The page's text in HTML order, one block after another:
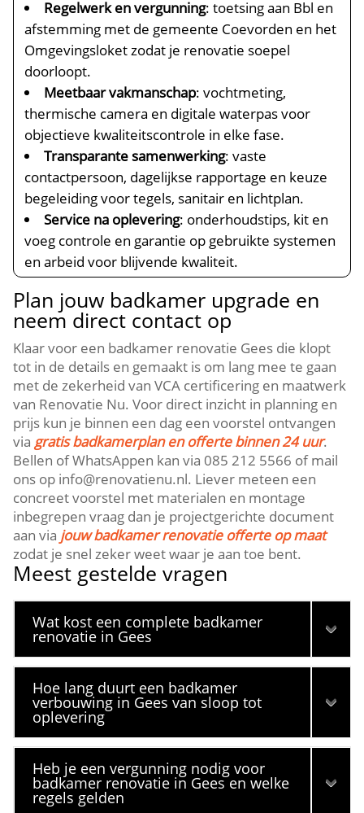
Regelwerk en vergunning: toetsing aan Bbl en
afstemming met de gemeente Coevorden en het
Omgevingsloket zodat je renovatie soepel
doorloopt.
Meetbaar vakmanschap: vochtmeting,
thermische camera en digitale waterpas voor
objectieve kwaliteitscontrole in elke fase.
Transparante samenwerking: vaste
contactpersoon, dagelijkse rapportage en keuze
begeleiding voor tegels, sanitair en lichtplan.
Service na oplevering: onderhoudstips, kit en
voeg controle en garantie op gebruikte systemen
en arbeid voor blijvende kwaliteit.
Plan jouw badkamer upgrade en
neem direct contact op
Klaar voor een badkamer renovatie Gees die klopt
tot in de details en gemaakt is om lang mee te gaan
met de zekerheid van VCA certificering en maatwerk
van Renovatie Nu. Voor direct inzicht in planning en
prijs kun je binnen een dag een voorstel ontvangen
viagratis badkamerplan en offerte binnen 24 uur.
Bellen of WhatsAppen kan via 085 212 5566 of mail
ons op info@renovatienu.nl. Liever meteen een
concreet voorstel met materialen en montage
inbegrepen vraag dan je projectgerichte document
aan via jouw badkamer renovatie offerte op maat
zodat je snel zeker weet waar je aan toe bent.
Meest gestelde vragen
Wat kost een complete badkamer
renovatie in Gees
Hoe lang duurt een badkamer
verbouwing in Gees van sloop tot
oplevering
Heb je een vergunning nodig voor
badkamer renovatie in Gees en welke
regels gelden